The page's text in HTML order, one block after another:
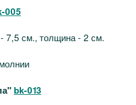
005
7,5 см., толщина - 2 см.
bk-013